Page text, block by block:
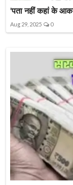
'पता नहीं कहां के
Aug 29, 2025 0